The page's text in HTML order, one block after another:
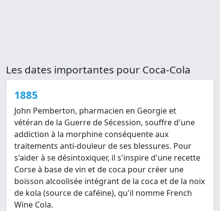
Les dates importantes pour Coca-Cola
1885
John Pemberton, pharmacien en Georgie et
vétéran de la Guerre de Sécession, souffre d'une
addiction à la morphine conséquente aux
traitements anti-douleur de ses blessures. Pour
s'aider à se désintoxiquer, il s'inspire d'une recette
Corse à base de vin et de coca pour créer une
boisson alcoolisée intégrant de la coca et de la noix
de kola (source de caféine), qu'il nomme French
Wine Cola.